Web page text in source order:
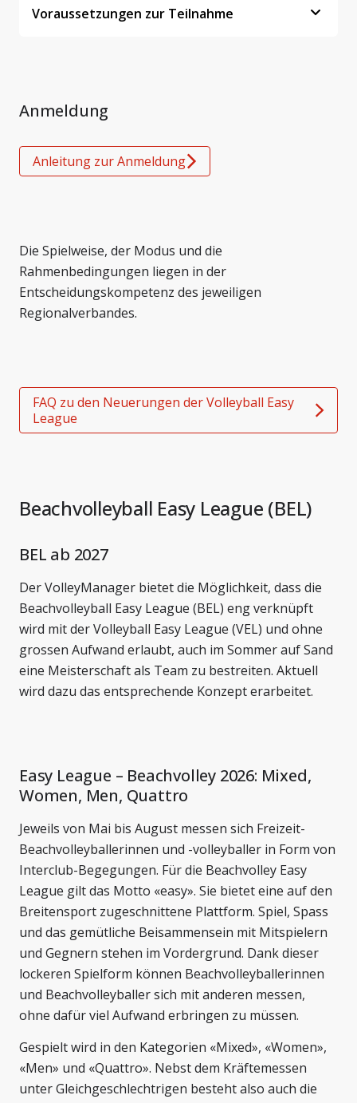
Voraussetzungen zur Teilnahme
Anmeldung
Anleitung zur Anmeldung
Die Spielweise, der Modus und die
Rahmenbedingungen liegen in der
Entscheidungskompetenz des jeweiligen
Regionalverbandes.
FAQ zu den Neuerungen der Volleyball Easy
League
Beachvolleyball Easy League (BEL)
BEL ab 2027
Der VolleyManager bietet die Möglichkeit, dass die
Beachvolleyball Easy League (BEL) eng verknüpft
wird mit der Volleyball Easy League (VEL) und ohne
grossen Aufwand erlaubt, auch im Sommer auf Sand
eine Meisterschaft als Team zu bestreiten. Aktuell
wird dazu das entsprechende Konzept erarbeitet.
Easy League – Beachvolley 2026: Mixed,
Women, Men, Quattro
Jeweils von Mai bis August messen sich Freizeit-
Beachvolleyballerinnen und -volleyballer in Form von
Interclub-Begegungen. Für die Beachvolley Easy
League gilt das Motto «easy». Sie bietet eine auf den
Breitensport zugeschnittene Plattform. Spiel, Spass
und das gemütliche Beisammensein mit Mitspielern
und Gegnern stehen im Vordergrund. Dank dieser
lockeren Spielform können Beachvolleyballerinnen
und Beachvolleyballer sich mit anderen messen,
ohne dafür viel Aufwand erbringen zu müssen.
Gespielt wird in den Kategorien «Mixed», «Women»,
«Men» und «Quattro». Nebst dem Kräftemessen
unter Gleichgeschlechtrigen besteht also auch die